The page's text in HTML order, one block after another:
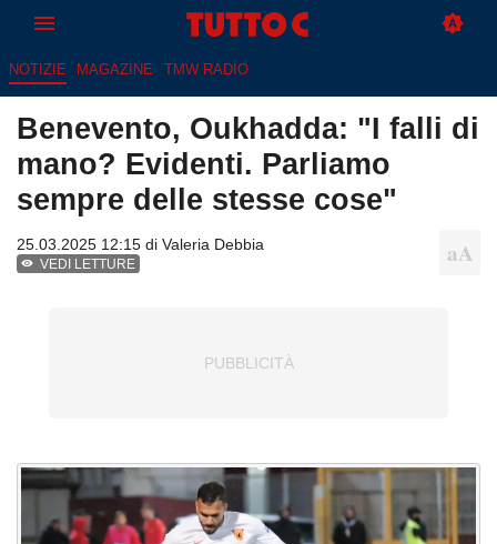
NOTIZIE MAGAZINE TMW RADIO
Benevento, Oukhadda: "I falli di
mano? Evidenti. Parliamo
sempre delle stesse cose"
25.03.2025 12:15 di Valeria Debbia
VEDI LETTURE